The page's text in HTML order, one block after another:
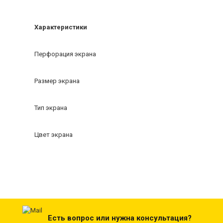
Характеристики
Перфорация экрана
Размер экрана
Тип экрана
Цвет экрана
Есть вопрос или нужна консультация?